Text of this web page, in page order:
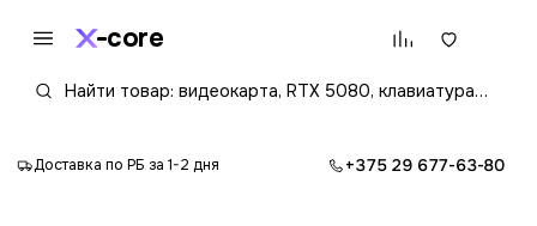
core
Доставка по РБ за 1-2 дня +375 29 677-63-80